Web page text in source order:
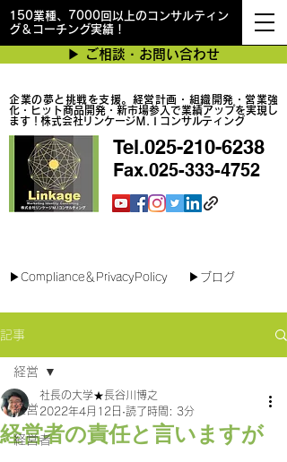
150業種、7000回以上のコンサルティン
グ＆コーチング実績！
企業の夢と挑戦を支援。経営計画・組織開発・営業強
化・ヒット商品開発・新市場参入で業績アップを実現し
ます！株式会社リンケージＭ.Ｉコンサルティング
▶︎ ご相談・お問い合わせ
Tel.025-210-6238
Fax.025-333-4752
▶︎Compliance＆PrivacyPolicy ▶︎ブログ
記事
経営
経営者
経営
経営者の責任と言いますが
社長の大学★長谷川博之
2022年4月12日 読了時間: 3分